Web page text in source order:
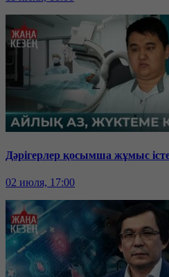
Дәрігерлер қосымша жұмыс
02 июля, 17:00